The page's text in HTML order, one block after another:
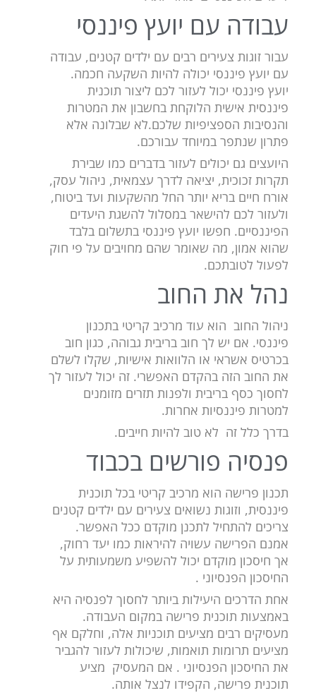
עבודה עם יועץ פיננסי
עבור זוגות צעירים רבים עם ילדים קטנים, עבודה
עם יועץ פיננסי יכולה להיות השקעה חכמה.
יועץ פיננסי יכול לעזור לכם ליצור תוכנית
פיננסית אישית הלוקחת בחשבון את המטרות
והנסיבות הספציפיות שלכם.לא שבלונה אלא
פתרון שנתפר במיוחד עבורכם.
היועצים גם יכולים לעזור בדברים כמו שבירת
תקרות זכוכית, יציאה לדרך עצמאית, ניהול עסק,
אורח חיים בריא יותר החל מהשקעות ועד ביטוח,
ולעזור לכם להישאר במסלול להשגת היעדים
הפיננסיים. חפשו יועץ פיננסי בתשלום בלבד
שהוא אמון, מה שאומר שהם מחויבים על פי חוק
לפעול לטובתכם.
נהל את החוב
ניהול החוב הוא עוד מרכיב קריטי בתכנון
פיננסי. אם יש לך חוב בריבית גבוהה, כגון חוב
בכרטיס אשראי או הלוואות אישיות, שקלו לשלם
את החוב הזה בהקדם האפשרי. זה יכול לעזור לך
לחסוך כסף בריבית ולפנות תזרים מזומנים
למטרות פיננסיות אחרות.
בדרך כלל זה לא טוב להיות חייבים.
פנסיה פורשים בכבוד
תכנון פרישה הוא מרכיב קריטי בכל תוכנית
פיננסית, וזוגות נשואים צעירים עם ילדים קטנים
צריכים להתחיל לתכנן מוקדם ככל האפשר.
אמנם הפרישה עשויה להיראות כמו יעד רחוק,
אך חיסכון מוקדם יכול להשפיע משמעותית על
החיסכון הפנסיוני .
אחת הדרכים היעילות ביותר לחסוך לפנסיה היא
באמצעות תוכנית פרישה במקום העבודה.
מעסיקים רבים מציעים תוכניות אלה, וחלקם אף
מציעים תרומות תואמות, שיכולות לעזור להגביר
את החיסכון הפנסיוני . אם המעסיק מציע
תוכנית פרישה, הקפידו לנצל אותה.